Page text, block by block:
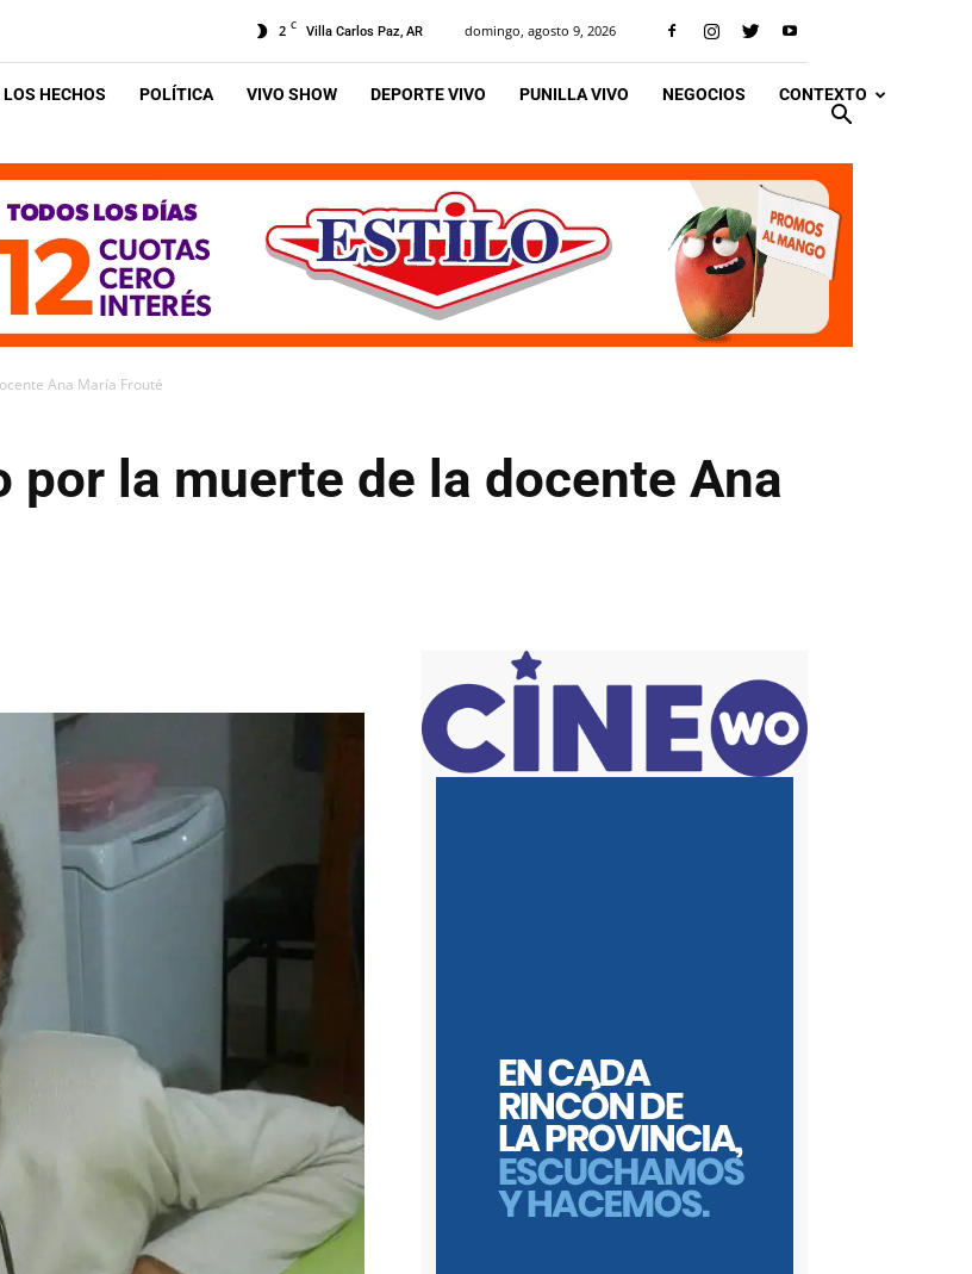
2 C Villa Carlos Paz, AR domingo, agosto 9, 2026
LOS HECHOS POLÍTICA VIVO SHOW DEPORTE VIVO PUNILLA VIVO NEGOCIOS CONTEXTO
Ana María Frouté
por la muerte de la docente Ana